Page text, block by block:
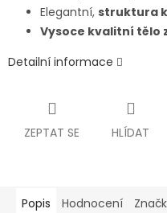
Elegantní, struktura
Vysoce kvalitní tělo
Detailní informace
ZEPTAT SE HLÍDAT
Popis Hodnocení